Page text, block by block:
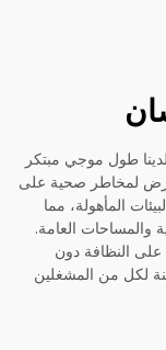
طول موجي مبتكر
التعرض لمخاطر صحية على
المأهولة، مما
والمساحات العامة.
النظافة دون
لكل من المشغلين